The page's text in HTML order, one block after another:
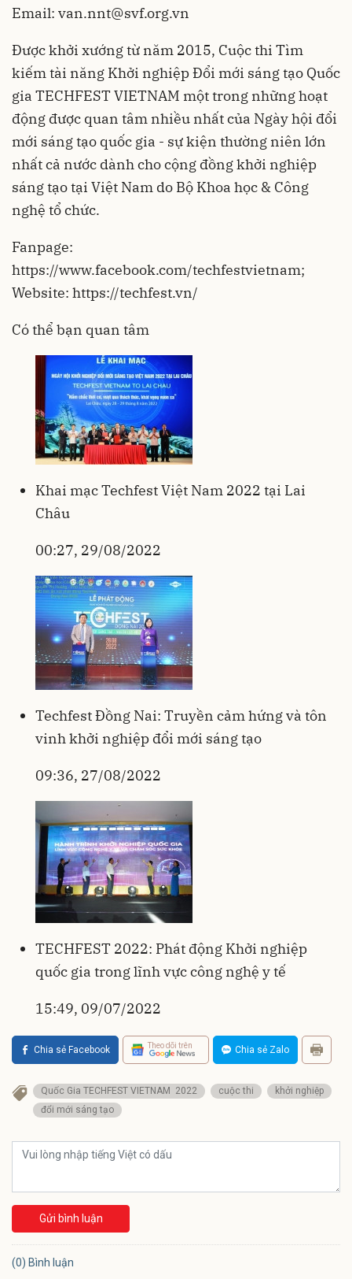
Email: van.nnt@svf.org.vn
Được khởi xướng từ năm 2015, Cuộc thi Tìm
kiếm tài năng Khởi nghiệp Đổi mới sáng tạo Quốc
gia TECHFEST VIETNAM một trong những hoạt
động được quan tâm nhiều nhất của Ngày hội đổi
mới sáng tạo quốc gia - sự kiện thường niên lớn
nhất cả nước dành cho cộng đồng khởi nghiệp
sáng tạo tại Việt Nam do Bộ Khoa học & Công
nghệ tổ chức.
Fanpage:
https://www.facebook.com/techfestvietnam;
Website: https://techfest.vn/
Có thể bạn quan tâm
Khai mạc Techfest Việt Nam 2022 tại Lai
Châu
00:27, 29/08/2022
Techfest Đồng Nai: Truyền cảm hứng và tôn
vinh khởi nghiệp đổi mới sáng tạo
09:36, 27/08/2022
TECHFEST 2022: Phát động Khởi nghiệp
quốc gia trong lĩnh vực công nghệ y tế
15:49, 09/07/2022
Chia sẻ Facebook Theo dõi trên Chia sẻ Zalo
Quốc Gia TECHFEST VIETNAM 2022 cuộc thi
khởi nghiệp
đổi mới sáng tạo
Gửi bình luận
(0) Bình luận